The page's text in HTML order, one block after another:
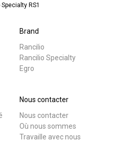
RS1
Brand
Rancilio
Rancilio Specialty
Egro
Nous contacter
Nous contacter
Où nous sommes
Travaille avec nous